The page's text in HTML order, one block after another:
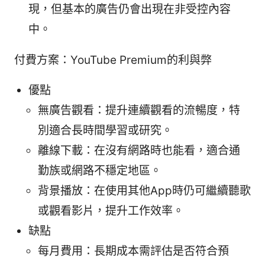
現，但基本的廣告仍會出現在非受控內容
中。
付費方案：YouTube Premium的利與弊
優點
無廣告觀看：提升連續觀看的流暢度，特
別適合長時間學習或研究。
離線下載：在沒有網路時也能看，適合通
勤族或網路不穩定地區。
背景播放：在使用其他App時仍可繼續聽歌
或觀看影片，提升工作效率。
缺點
每月費用：長期成本需評估是否符合預